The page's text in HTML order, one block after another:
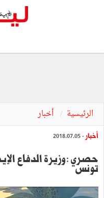
الرئيسية أخبار
أخبار - 2018.07.05
حصري :وزيرة الدفاع
تونس